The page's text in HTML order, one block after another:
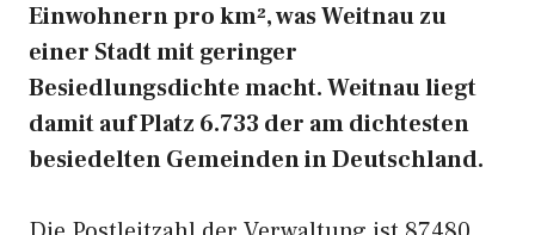
Einwohnern pro km², was Weitnau zu
einer Stadt mit geringer
Besiedlungsdichte macht. Weitnau liegt
damit auf Platz 6.733 der am dichtesten
besiedelten Gemeinden in Deutschland.